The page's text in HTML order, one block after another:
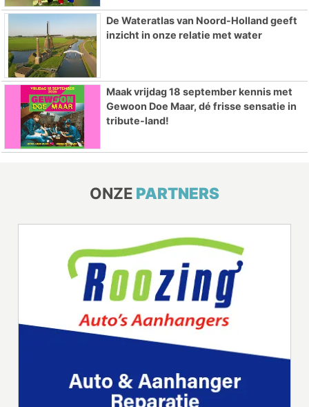
De Wateratlas van Noord-Holland geeft
inzicht in onze relatie met water
Maak vrijdag 18 september kennis met
Gewoon Doe Maar, dé frisse sensatie in
tribute-land!
ONZE PARTNERS